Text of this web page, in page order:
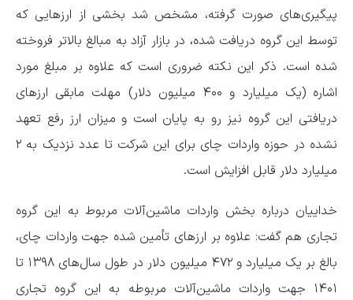
پیگیری‌های صورت گرفته، مشخص شد بخشی از ارزهایی که
توسط این گروه دریافت شده، در بازار آزاد به مبالغ بالاتر فروخته
شده است. ذکر این نکته ضروری است که علاوه بر مبلغ مورد
اشاره (یک میلیارد و ۴۰۰ میلیون دلار) مهلت مابقی ارزهای
دریافتی این گروه نیز رو به پایان است و میزان ارز رفع تعهد
نشده در حوزه واردات چای برای این شرکت تا عدد نزدیک به ۲
میلیارد دلار قابل افزایش است.
خداییان درباره بخش واردات ماشین‌آلات مربوط به این گروه
تجاری هم گفت: علاوه بر ارزهای تأمین شده جهت واردات چای،
بالغ بر یک میلیارد و ۴۷۲ میلیون دلار در طول سال‌های ۱۳۹۸ تا
۱۴۰۱ جهت واردات ماشین‌آلات مربوطه به این گروه تجاری